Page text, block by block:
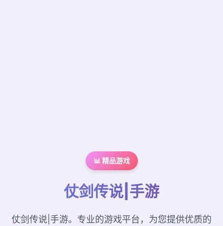
📊 精品游戏
仗剑传说|手游
仗剑传说|手游。专业的游戏平台，为您提供优质的